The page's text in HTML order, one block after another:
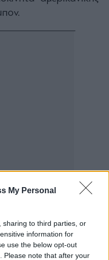
My Personal
sharing to third parties, or
information for
use the below opt-out
Please note that after your